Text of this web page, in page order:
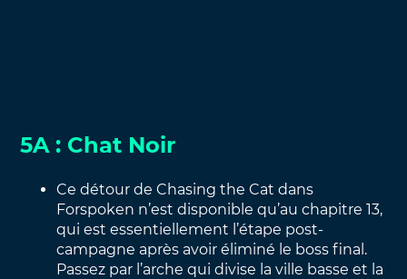
5A : Chat Noir
Ce détour de Chasing the Cat dans
Forspoken n’est disponible qu’au chapitre 13,
qui est essentiellement l’étape post-
campagne après avoir éliminé le boss final.
Passez par l’arche qui divise la ville basse et la